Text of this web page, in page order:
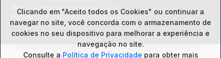
EMAIL:
ouvidoria@cultura.sp.gov.br
ENDEREÇO ELETRÔNICO: clique abaixo
Ouvidoria
Clicando em "Aceito todos os Cookies" ou continuar a
navegar no site, você concorda com o armazenamento de
cookies no seu dispositivo para melhorar a experiência e
navegação no site.
Consulte a Política de Privacidade para obter mais